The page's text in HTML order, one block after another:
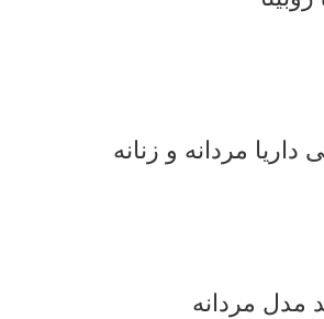
مردانه و زنانه
مدل مردانه